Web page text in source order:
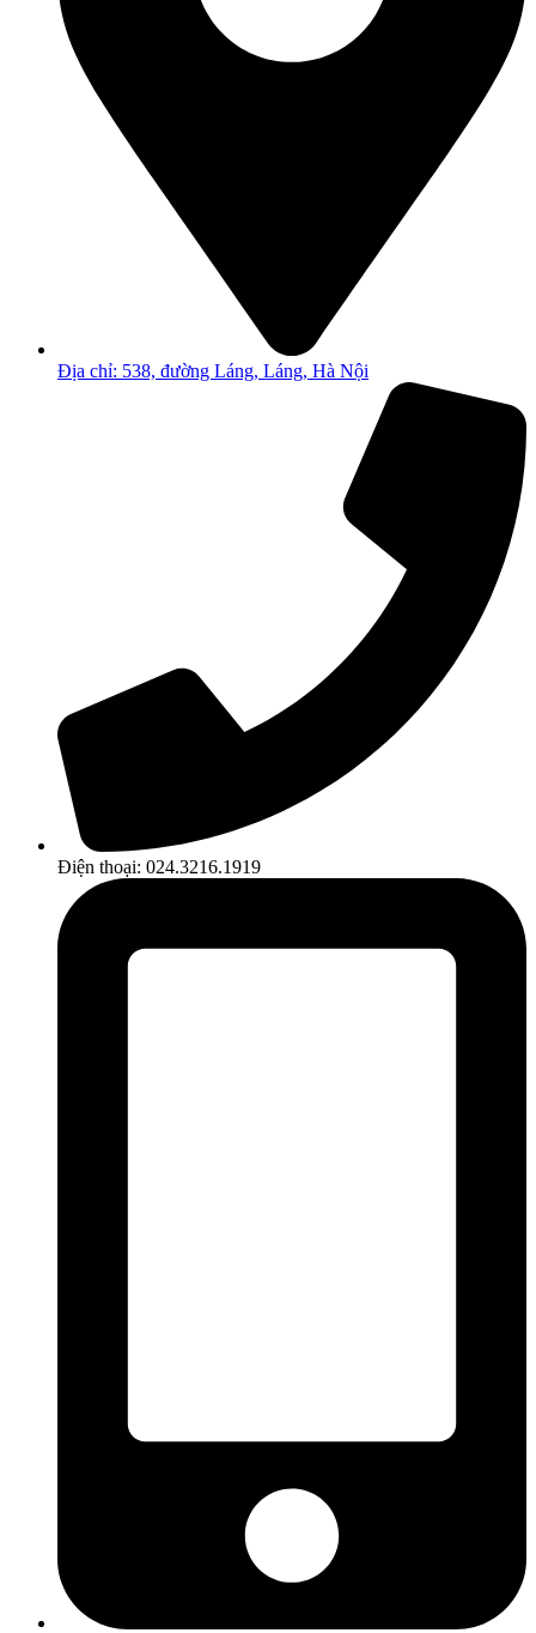
Địa chỉ: 538, đường Láng, Láng, Hà Nội
Điện thoại: 024.3216.1919